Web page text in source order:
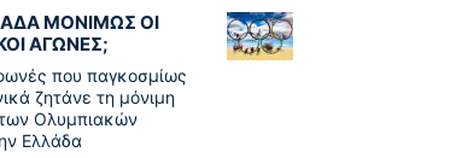
ΜΟΝΙΜΩΣ ΟΙ
ΑΓΩΝΕΣ;
που παγκοσμίως
ζητάνε τη μόνιμη
Ολυμπιακών
Ελλάδα